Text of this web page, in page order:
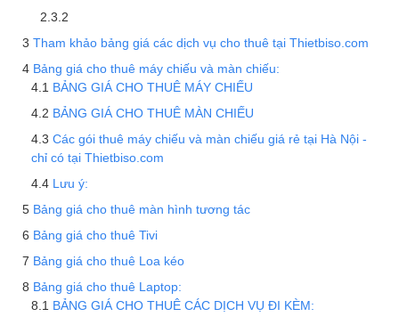
Tham khảo bảng giá các dịch vụ cho thuê tại Thietbiso.com
Bảng giá cho thuê máy chiếu và màn chiếu:
BẢNG GIÁ CHO THUÊ MÁY CHIẾU
BẢNG GIÁ CHO THUÊ MÀN CHIẾU
Các gói thuê máy chiếu và màn chiếu giá rẻ tại Hà Nội -
chỉ có tại Thietbiso.com
Lưu ý:
Bảng giá cho thuê màn hình tương tác
Bảng giá cho thuê Tivi
Bảng giá cho thuê Loa kéo
Bảng giá cho thuê Laptop:
BẢNG GIÁ CHO THUÊ CÁC DỊCH VỤ ĐI KÈM: